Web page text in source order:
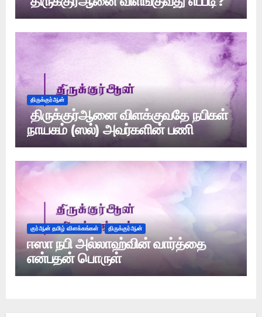
திருக்குர்ஆன்
திருக்குர்ஆனை விளக்குவதே நபிகள்
நாயகம் (ஸல்) அவர்களின் பணி
குர்ஆன் தமிழ் விளக்கங்கள் திருக்குர்ஆன்
ஈஸா நபி அல்லாஹ்வின் வார்த்தை
என்பதன் பொருள்